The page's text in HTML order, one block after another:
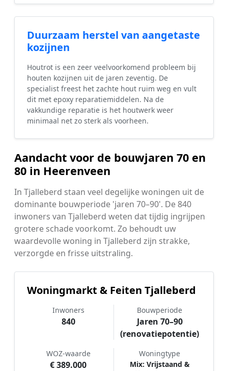
Duurzaam herstel van aangetaste
kozijnen
Houtrot is een zeer veelvoorkomend probleem bij
houten kozijnen uit de jaren zeventig. De
specialist freest het zachte hout ruim weg en vult
dit met epoxy reparatiemiddelen. Na de
vakkundige reparatie is het houtwerk weer
minimaal net zo sterk als voorheen.
Aandacht voor de bouwjaren 70 en
80 in Heerenveen
In Tjalleberd staan veel degelijke woningen uit de
dominante bouwperiode 'jaren 70–90'. De 840
inwoners van Tjalleberd weten dat tijdig ingrijpen
grotere schade voorkomt. Zo behoudt uw
waardevolle woning in Tjalleberd zijn strakke,
verzorgde en frisse uitstraling.
Woningmarkt & Feiten Tjalleberd
Inwoners
840
Bouwperiode
Jaren 70–90
(renovatiepotentie)
WOZ-waarde
€ 389.000
Woningtype
Mix: Vrijstaand &